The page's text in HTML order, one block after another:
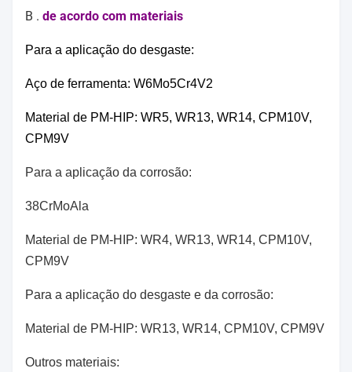
B . de acordo com materiais
Para a aplicação do desgaste:
Aço de ferramenta: W6Mo5Cr4V2
Material de PM-HIP: WR5, WR13, WR14, CPM10V,
CPM9V
Para a aplicação da corrosão:
38CrMoAla
Material de PM-HIP: WR4, WR13, WR14, CPM10V,
CPM9V
Para a aplicação do desgaste e da corrosão:
Material de PM-HIP: WR13, WR14, CPM10V, CPM9V
Outros materiais: